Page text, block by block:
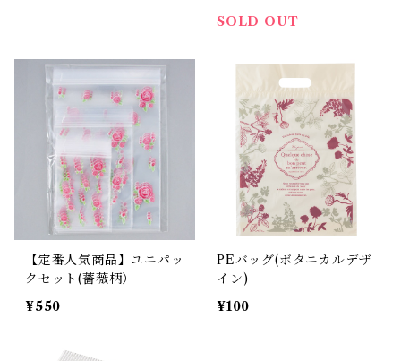
SOLD OUT
【定番人気商品】ユニパッ
クセット(薔薇柄）
¥550
PEバッグ(ボタニカルデザ
イン)
¥100